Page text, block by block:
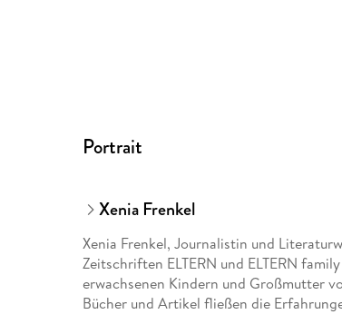
Portrait
Xenia Frenkel
Xenia Frenkel, Journalistin und
Zeitschriften ELTERN und ELTERN
erwachsenen Kindern und Großmutter
Bücher und Artikel fließen die